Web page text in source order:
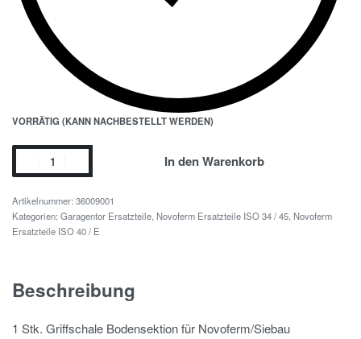
VORRÄTIG (KANN NACHBESTELLT WERDEN)
In den Warenkorb
36009001
Kategorien: Garagentor Ersatzteile, Novoferm Ersatzteile ISO 34 / 45, Novoferm
Ersatzteile ISO 40 / E
Beschreibung
1 Stk. Griffschale Bodensektion für Novoferm/Siebau